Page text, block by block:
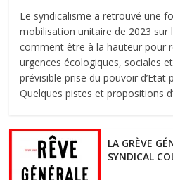
Le syndicalisme a retrouvé une
mobilisation unitaire de 2023 sur
comment être à la hauteur pour
urgences écologiques, sociales
prévisible prise du pouvoir d’Etat
Quelques pistes et propositions
LA GRÈVE
SYNDICAL